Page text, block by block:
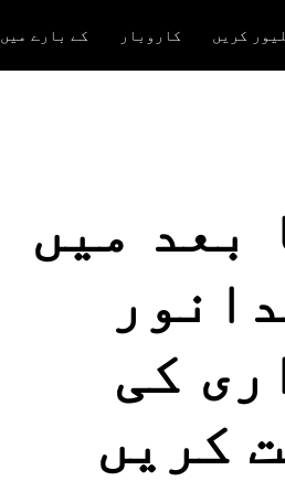
کریں کاروبار کے بارے میں
بعد میں
کی
کریں